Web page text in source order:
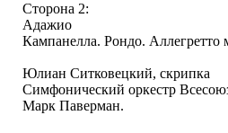
Сторона 2:
Адажио
Кампанелла. Рондо. Аллегретто
Юлиан Ситковецкий, скрипка
Симфонический оркестр
Марк Паверман.